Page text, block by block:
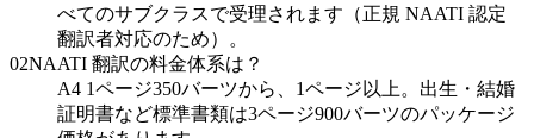
べてのサブクラスで受理されます（正規 NAATI 認定
翻訳者対応のため）。
02NAATI 翻訳の料金体系は？
A4 1ページ350バーツから、1ページ以上。出生・結婚
証明書など標準書類は3ページ900バーツのパッケージ